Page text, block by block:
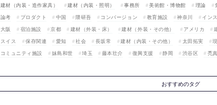
建材（内装・造作家具）
建材（内装・照明） 事務所 美術館・博物館 理論
論考
プロダクト 中国 隈研吾 コンバージョン 教育施設 神奈川 イン
大阪
宿泊施設 京都 建材（外装・床） 建材（外装・その他） アメリカ
スイス
保存関連 愛知 社会 長坂常 建材（内装・その他） 太田拓実
コミュニティ施設
妹島和世 埼玉 藤本壮介 復興支援 静岡 渋谷区 禿
おすすめのタグ